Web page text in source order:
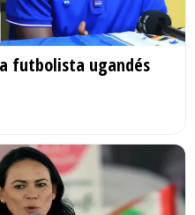
futbolista ugandés